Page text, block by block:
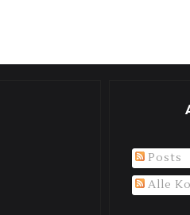
Posts
Alle